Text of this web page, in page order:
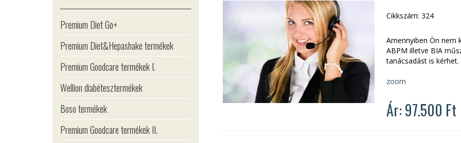
Cikkszám: 324
Amennyiben Ön nem
ABPM illetve BIA
tanácsadást is kérhet.
zoom
Ár: 97.500 Ft
Premium Diet Go+
Premium Diet&Hepashake termékek
Premium Goodcare termékek I.
Wellion diabétesztermékek
Boso termékek
Premium Goodcare termékek II.